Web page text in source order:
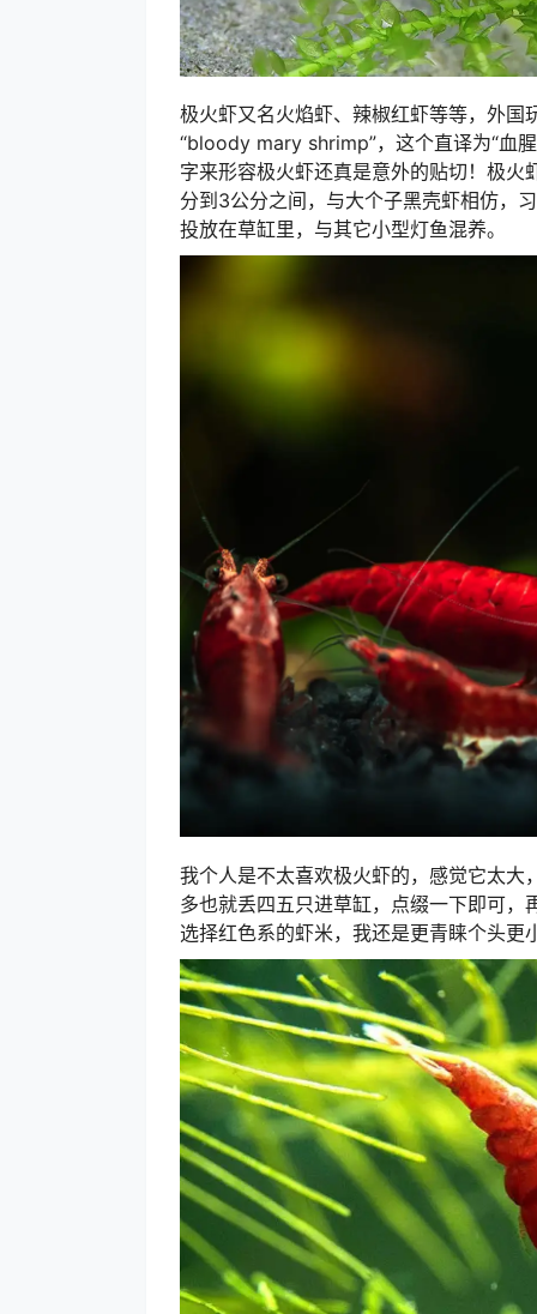
极火虾又名火焰虾、辣椒红虾等等，外国
“bloody mary shrimp”，这个直译为“血
字来形容极火虾还真是意外的贴切！极
分到3公分之间，与大个子黑壳虾相仿，
投放在草缸里，与其它小型灯鱼混养。
我个人是不太喜欢极火虾的，感觉它太
多也就丢四五只进草缸，点缀一下即可
选择红色系的虾米，我还是更青睐个头更